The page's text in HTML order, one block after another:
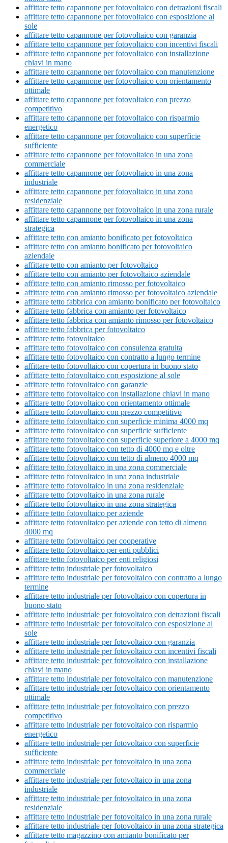
affittare tetto capannone per fotovoltaico con detrazioni fiscali
affittare tetto capannone per fotovoltaico con esposizione al
sole
affittare tetto capannone per fotovoltaico con garanzia
affittare tetto capannone per fotovoltaico con incentivi fiscali
affittare tetto capannone per fotovoltaico con installazione
chiavi in mano
affittare tetto capannone per fotovoltaico con manutenzione
affittare tetto capannone per fotovoltaico con orientamento
ottimale
affittare tetto capannone per fotovoltaico con prezzo
competitivo
affittare tetto capannone per fotovoltaico con risparmio
energetico
affittare tetto capannone per fotovoltaico con superficie
sufficiente
affittare tetto capannone per fotovoltaico in una zona
commerciale
affittare tetto capannone per fotovoltaico in una zona
industriale
affittare tetto capannone per fotovoltaico in una zona
residenziale
affittare tetto capannone per fotovoltaico in una zona rurale
affittare tetto capannone per fotovoltaico in una zona
strategica
affittare tetto con amianto bonificato per fotovoltaico
affittare tetto con amianto bonificato per fotovoltaico
aziendale
affittare tetto con amianto per fotovoltaico
affittare tetto con amianto per fotovoltaico aziendale
affittare tetto con amianto rimosso per fotovoltaico
affittare tetto con amianto rimosso per fotovoltaico aziendale
affittare tetto fabbrica con amianto bonificato per fotovoltaico
affittare tetto fabbrica con amianto per fotovoltaico
affittare tetto fabbrica con amianto rimosso per fotovoltaico
affittare tetto fabbrica per fotovoltaico
affittare tetto fotovoltaico
affittare tetto fotovoltaico con consulenza gratuita
affittare tetto fotovoltaico con contratto a lungo termine
affittare tetto fotovoltaico con copertura in buono stato
affittare tetto fotovoltaico con esposizione al sole
affittare tetto fotovoltaico con garanzie
affittare tetto fotovoltaico con installazione chiavi in mano
affittare tetto fotovoltaico con orientamento ottimale
affittare tetto fotovoltaico con prezzo competitivo
affittare tetto fotovoltaico con superficie minima 4000 mq
affittare tetto fotovoltaico con superficie sufficiente
affittare tetto fotovoltaico con superficie superiore a 4000 mq
affittare tetto fotovoltaico con tetto di 4000 mq e oltre
affittare tetto fotovoltaico con tetto di almeno 4000 mq
affittare tetto fotovoltaico in una zona commerciale
affittare tetto fotovoltaico in una zona industriale
affittare tetto fotovoltaico in una zona residenziale
affittare tetto fotovoltaico in una zona rurale
affittare tetto fotovoltaico in una zona strategica
affittare tetto fotovoltaico per aziende
affittare tetto fotovoltaico per aziende con tetto di almeno
4000 mq
affittare tetto fotovoltaico per cooperative
affittare tetto fotovoltaico per enti pubblici
affittare tetto fotovoltaico per enti religiosi
affittare tetto industriale per fotovoltaico
affittare tetto industriale per fotovoltaico con contratto a lungo
termine
affittare tetto industriale per fotovoltaico con copertura in
buono stato
affittare tetto industriale per fotovoltaico con detrazioni fiscali
affittare tetto industriale per fotovoltaico con esposizione al
sole
affittare tetto industriale per fotovoltaico con garanzia
affittare tetto industriale per fotovoltaico con incentivi fiscali
affittare tetto industriale per fotovoltaico con installazione
chiavi in mano
affittare tetto industriale per fotovoltaico con manutenzione
affittare tetto industriale per fotovoltaico con orientamento
ottimale
affittare tetto industriale per fotovoltaico con prezzo
competitivo
affittare tetto industriale per fotovoltaico con risparmio
energetico
affittare tetto industriale per fotovoltaico con superficie
sufficiente
affittare tetto industriale per fotovoltaico in una zona
commerciale
affittare tetto industriale per fotovoltaico in una zona
industriale
affittare tetto industriale per fotovoltaico in una zona
residenziale
affittare tetto industriale per fotovoltaico in una zona rurale
affittare tetto industriale per fotovoltaico in una zona strategica
affittare tetto magazzino con amianto bonificato per